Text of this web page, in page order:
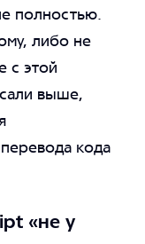
полностью.
либо не
с этой
выше,
кода
«не у